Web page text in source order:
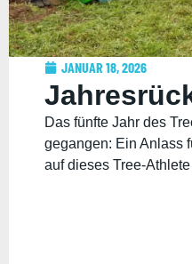
JANUAR 18, 2026
Das fünfte Jahr des
gegangen: Ein Anlass
auf dieses Tree-Athlete